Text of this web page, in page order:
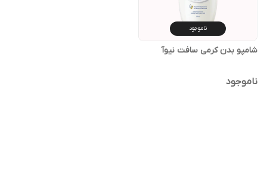
ناموجود
شامپو بدن کرمی سافت نیوآ
ناموجود